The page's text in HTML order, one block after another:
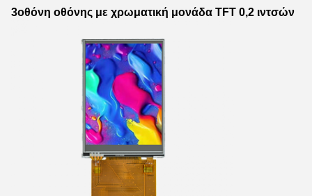
3οθόνη οθόνης με χρωματική μονάδα TFT 0,2 ιντσών